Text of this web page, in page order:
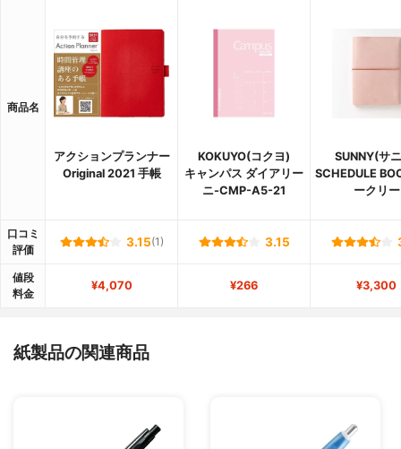
商品名
アクションプランナー
Original 2021 手帳
KOKUYO(コクヨ)
キャンパス ダイアリー
ニ-CMP-A5-21
SUNNY(サ
SCHEDULE
ークリー
口コミ
評価
3.15(1) 3.15
値段
料金
¥4,070 ¥266 ¥3,300
紙製品の関連商品